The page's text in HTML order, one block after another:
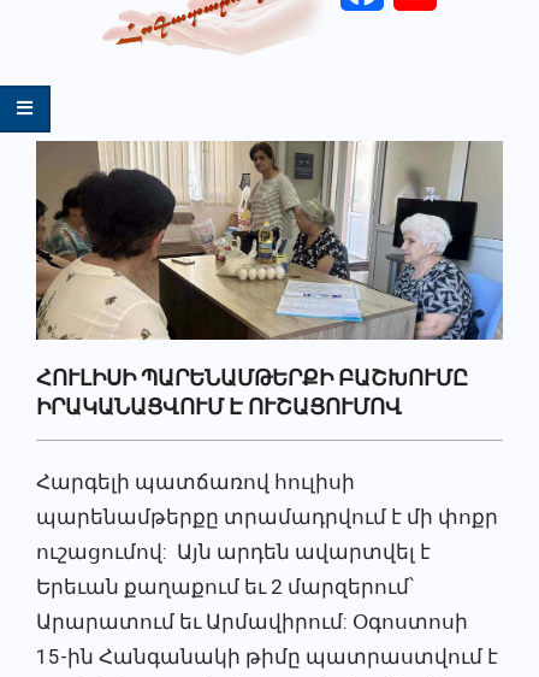
Primary
ՀՈՒԼԻՍԻ ՊԱՐԵՆԱՄԹԵՐՔԻ ԲԱՇԽՈՒՄԸ
ԻՐԱԿԱՆԱՑՎՈՒՄ Է ՈՒՇԱՑՈՒՄՈՎ
Հարգելի պատճառով հուլիսի
պարենամթերքը տրամադրվում է մի փոքր
ուշացումով: Այն արդեն ավարտվել է
Երեւան քաղաքում եւ 2 մարզերում՝
Արարատում եւ Արմավիրում: Օգոստոսի
15-ին Հանգանակի թիմը պատրաստվում է